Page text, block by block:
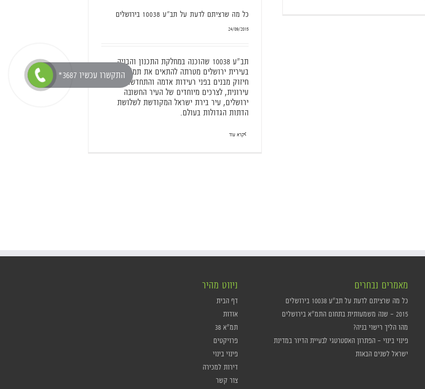
כל מה שרציתם לדעת על תב"ע 10038 בירושלים
24/09/2015
תב"ע 10038 שהוכנה במחלקת התכנון והבניה
בעירית ירושלים מטרתה להתאים את תמ"א 38,
חיזוק מבנים בפני רעידות אדמה והתחדשות
עירונית, לצרכים מיוחדים של העיר החשובה
ירושלים, עיר בירת ישראל המקודשת לשלושת
הדתות הגדולות בעולם.
קרא עוד
ניווט מהיר
דף הבית
אודות
תמ"א 38
פרויקטים
פינוי בינוי
דירות למכירה
צור קשר
מאמרים נבחרים
כל מה שרציתם לדעת על תב"ע 10038 בירושלים
2015 – שנה משמעותית בתחום התמ"א בירושלים
מהו הליך רישוי בניה?
פינוי בינוי – הפתרון האסטרטגי לבעיית הדיור במדינת
ישראל לשנים הבאות
*התקשרו עכשיו 3687